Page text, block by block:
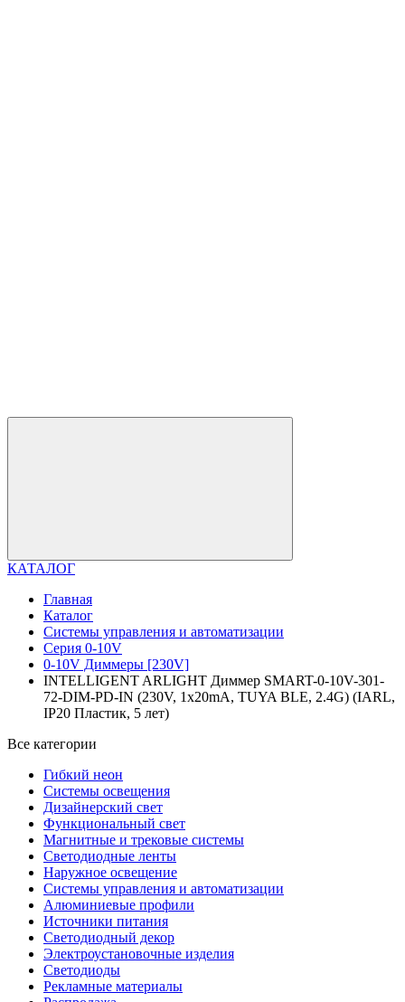
КАТАЛОГ
Главная
Каталог
Системы управления и автоматизации
Серия 0-10V
0-10V Диммеры [230V]
INTELLIGENT ARLIGHT Диммер SMART-0-10V-301-
72-DIM-PD-IN (230V, 1x20mA, TUYA BLE, 2.4G) (IARL,
IP20 Пластик, 5 лет)
Все категории
Гибкий неон
Системы освещения
Дизайнерский свет
Функциональный свет
Магнитные и трековые системы
Светодиодные ленты
Наружное освещение
Системы управления и автоматизации
Алюминиевые профили
Источники питания
Светодиодный декор
Электроустановочные изделия
Светодиоды
Рекламные материалы